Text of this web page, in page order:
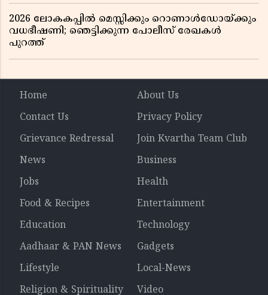
2026 ലോകകപ്പിൽ മെസ്സിക്കും റൊണാൾഡോയ്ക്കും
വധഭീഷണി; ഞെട്ടിക്കുന്ന പോലീസ് രേഖകൾ
പുറത്ത്
Home
About Us
Contact Us
Privacy Policy
Grievance Redressal
Join Kvartha Team Club
News
Business
Jobs
Health
Food & Recipes
Entertainment
Education
Technology
Aadhaar & PAN News
Gadgets
Lifestyle
Local-News
Religion & Spirituality
Video